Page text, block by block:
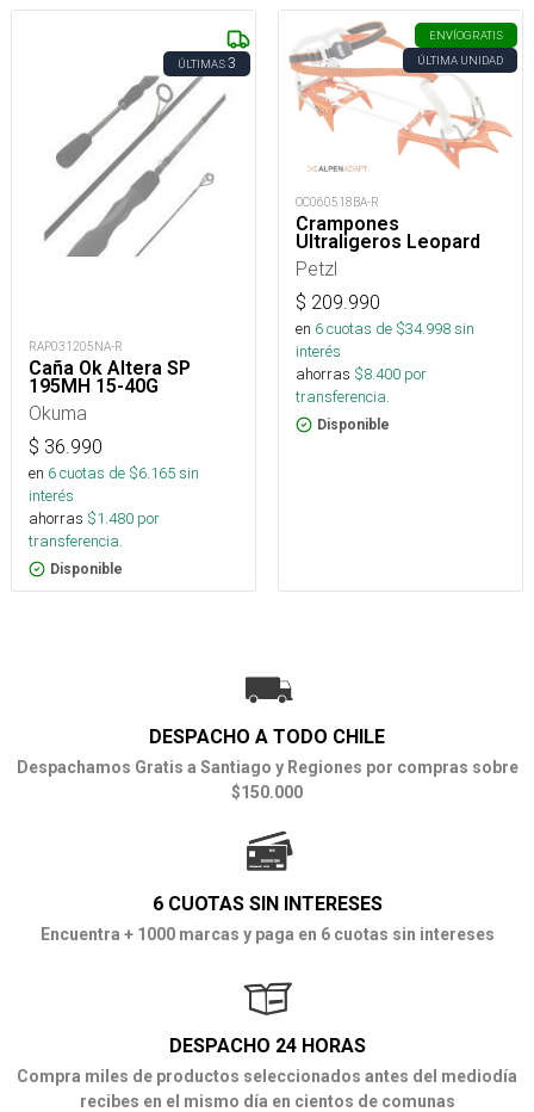
ÚLTIMAS3
RAP031205NA-R
Caña Ok Altera SP
195MH 15-40G
Okuma
$ 36.990
en 6cuotas de $6.165sin
interés
ahorras $1.480 por
transferencia.
Disponible
ENVÍOGRATIS
ÚLTIMA UNIDAD
OC060518BA-R
Crampones
Ultraligeros Leopard
Petzl
$ 209.990
en 6cuotas de $34.998sin
interés
ahorras $8.400 por
transferencia.
Disponible
DESPACHO A TODO CHILE
Despachamos Gratis a Santiago y Regiones por compras sobre
$150.000
6 CUOTAS SIN INTERESES
Encuentra + 1000 marcas y paga en 6 cuotas sin intereses
DESPACHO 24 HORAS
Compra miles de productos seleccionados antes del mediodía
recibes en el mismo día en cientos de comunas